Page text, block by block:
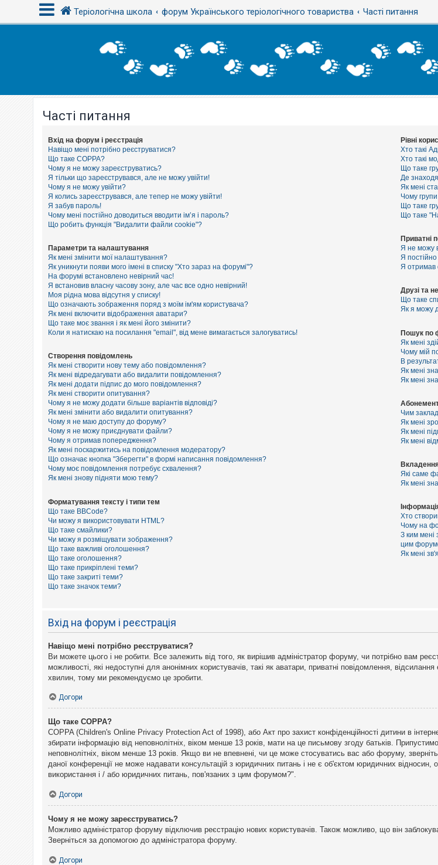
Теріологічна школа форум Українського теріологічного товариства Часті питання
Часті питання
Вхід на форум і реєстрація
Навіщо мені потрібно реєструватися?
Що таке COPPA?
Чому я не можу зареєструватись?
Я тільки що зареєструвався, але не можу увійти!
Чому я не можу увійти?
Я колись зареєструвався, але тепер не можу увійти!
Я забув пароль!
Чому мені постійно доводиться вводити ім’я і пароль?
Що робить функція "Видалити файли cookie"?
Параметри та налаштування
Як мені змінити мої налаштування?
Як уникнути появи мого імені в списку "Хто зараз на форумі"?
На форумі встановлено невірний час!
Я встановив власну часову зону, але час все одно невірний!
Моя рідна мова відсутня у списку!
Що означають зображення поряд з моїм ім'ям користувача?
Як мені включити відображення аватари?
Що таке моє звання і як мені його змінити?
Коли я натискаю на посилання "email", від мене вимагається залогуватись!
Створення повідомлень
Як мені створити нову тему або повідомлення?
Як мені відредагувати або видалити повідомлення?
Як мені додати підпис до мого повідомлення?
Як мені створити опитування?
Чому я не можу додати більше варіантів відповіді?
Як мені змінити або видалити опитування?
Чому я не маю доступу до форуму?
Чому я не можу приєднувати файли?
Чому я отримав попередження?
Як мені поскаржитись на повідомлення модератору?
Що означає кнопка "Зберегти" в формі написання повідомлення?
Чому моє повідомлення потребує схвалення?
Як мені знову підняти мою тему?
Форматування тексту і типи тем
Що таке BBCode?
Чи можу я використовувати HTML?
Що таке смайлики?
Чи можу я розміщувати зображення?
Що таке важливі оголошення?
Що таке оголошення?
Що таке прикріплені теми?
Що таке закриті теми?
Що таке значок теми?
Рівні
Хто такі
Хто такі
Що таке
Де
Як мені
Чому
Що таке
Що таке
Приватні
Я не можу
Я
Я отримав
Друзі та
Що таке
Як я можу
Пошук по
Як мені
Чому мій
В
Як мені
Як мені
Чим
Як мені
Як мені
Як мені
Які саме
Як мені
Хто
Чому на
З ким мені
цим
Як мені
Вхід на форум і реєстрація
Навіщо мені потрібно реєструватися?
Ви можете цього і не робити. Все залежить від того, як вирішив адміністратор форуму, чи потрібно вам
можливості, які недоступні для анонімних користувачів, такі як аватари, приватні повідомлення,
хвилин, тому ми рекомендуємо це зробити.
Догори
Що таке COPPA?
COPPA (Children's Online Privacy Protection Act of 1998), або Акт про захист конфіденційності дитини в
збирати інформацію від неповнолітніх, віком менше 13 років, мати на це письмову згоду батьків.
неповнолітніх, віком менше 13 років. Якщо ви не впевнені, чи це може стосуватись вас або форуму,
даної конференції не може надавати консультацій з юридичних питань і не є об'єктом юридичних відносин,
використання і / або юридичних питань, пов'язаних з цим форумом?".
Догори
Чому я не можу зареєструватись?
Можливо адміністратор форуму відключив реєстрацію нових користувачів. Також можливо, що він
Зверніться за допомогою до адміністратора форуму.
Догори